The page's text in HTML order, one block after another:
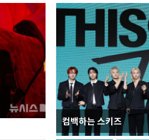
컴백하는 스키즈
지석천 뒤덮은 개구리